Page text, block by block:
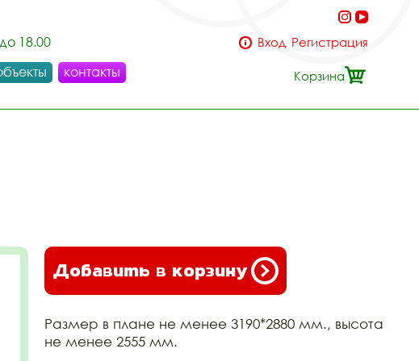
18.00
контакты
Вход Регистрация
Корзина
Добавить в корзину
Размер в плане не менее 3190*2880 мм., высота
не менее 2555 мм.